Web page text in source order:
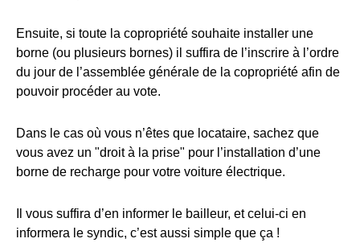
Ensuite, si toute la copropriété souhaite installer une
borne (ou plusieurs bornes) il suffira de l’inscrire à l’ordre
du jour de l’assemblée générale de la copropriété afin de
pouvoir procéder au vote.
Dans le cas où vous n’êtes que locataire, sachez que
vous avez un "droit à la prise" pour l’installation d’une
borne de recharge pour votre voiture électrique.
Il vous suffira d’en informer le bailleur, et celui-ci en
informera le syndic, c’est aussi simple que ça !